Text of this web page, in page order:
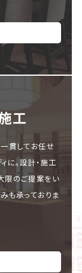
⼯
一貫してお任せ
に。設計・施工
限のご提案をい
も承っておりま